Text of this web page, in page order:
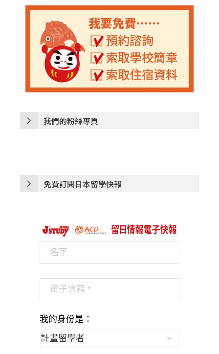
我們的粉絲專頁
免費訂閱日本留學快報
我的身份是：